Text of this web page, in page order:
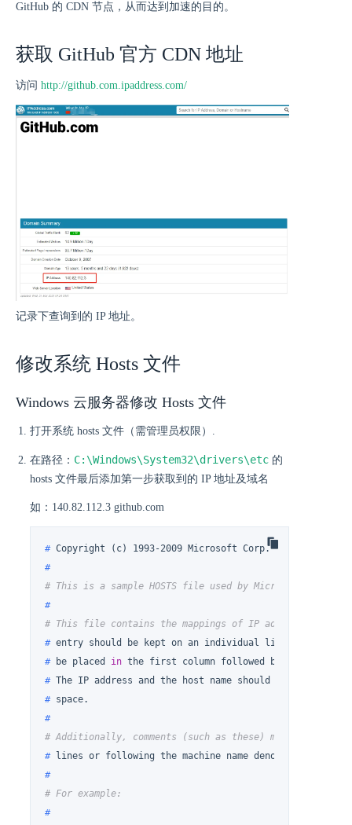
GitHub 的 CDN 节点，从而达到加速的目的。
获取 GitHub 官方 CDN 地址
访问 http://github.com.ipaddress.com/
记录下查询到的 IP 地址。
修改系统 Hosts 文件
Windows 云服务器修改 Hosts 文件
打开系统 hosts 文件（需管理员权限）.
在路径： C:\Windows\System32\drivers\etc 的
hosts 文件最后添加第一步获取到的 IP 地址及域名
如：140.82.112.3 github.com
# Copyright (c) 1993-2009 Microsoft Corp.
#
# This is a sample HOSTS file used by Microsoft TCP/IP
#
# This file contains the mappings of IP addresses to
# entry should be kept on an individual line. The IP
# be placed in the first column followed by the
# The IP address and the host name should be
# space.
#
# Additionally, comments (such as these) may be
# lines or following the machine name denoted by a
#
# For example:
#